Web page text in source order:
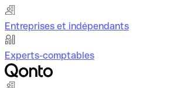
Entreprises et indépendants
Experts-comptables